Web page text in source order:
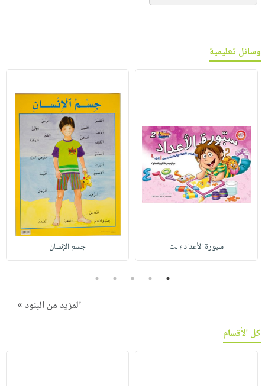
وسائل تعليمية
سبورة الأعداد ؛ لت جسم الإنسان
1
2
3
4
5
المزيد من البنود »
كل الأقسام